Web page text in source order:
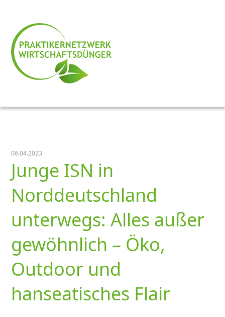
06.04.2023
Junge ISN in
Norddeutschland
unterwegs: Alles außer
gewöhnlich – Öko,
Outdoor und
hanseatisches Flair